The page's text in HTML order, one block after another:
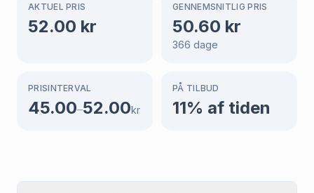
AKTUEL PRIS
52.00 kr
GENNEMSNITLIG PRIS
50.60 kr
366 dage
PRISINTERVAL
45.00–52.00kr
PÅ TILBUD
11% af tiden